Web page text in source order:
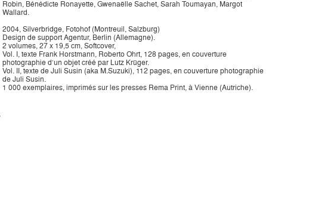
Robin, Bénédicte Ronayette, Gwenaëlle Sachet, Sarah Toumayan, Margot
Wallard.
2004, Silverbridge, Fotohof (Montreuil, Salzburg)
Design de support Agentur, Berlin (Allemagne).
2 volumes, 27 x 19,5 cm, Softcover,
Vol. I, texte Frank Horstmann, Roberto Ohrt, 128 pages, en couverture
photographie d’un objet créé par Lutz Krüger.
Vol. II, texte de Juli Susin (aka M.Suzuki), 112 pages, en couverture photographie
de Juli Susin.
1 000 exemplaires, imprimés sur les presses Rema Print, à Vienne (Autriche).